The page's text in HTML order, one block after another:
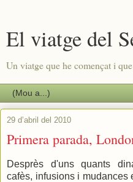
El viatge del
Un viatge que he començat i
29 d’abril del 2010
Primera parada,
Desprès d'uns quants
cafès, infusions i mudances